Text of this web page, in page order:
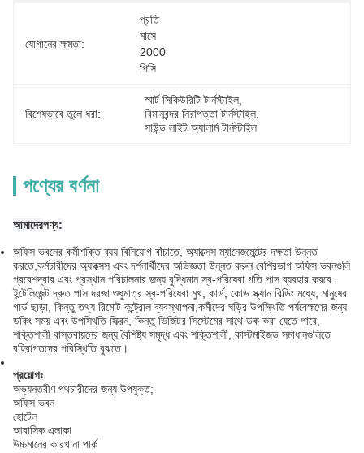
যোগানের ক্ষমতা:
প্রতি
মাসে
2000
পিসি
বিশেষভাবে তুলে ধরা:
স্মার্ট সিকিউরিটি টার্নস্টাইল
বিমানবন্দর নিরাপত্তা টার্নস্টাইল
সাউন্ড লাইট অ্যালার্ম টার্নস্টাইল
পণ্যের বর্ণনা
আমাদেরপণ্য:
অফিস ভবনের কর্মীশক্তি ব্যয় বিনিয়োগ বাঁচাতে, অ্যাক্সেস ম্যানেজমেন্টের দক্ষতা উন্নত
করতে,কর্মচারীদের অ্যাক্সেস এবং দর্শনার্থীদের অভিজ্ঞতা উন্নত করুন বেশিরভাগ অফিস ভবনগুলি
প্রবেশদ্বার এবং প্রস্থান পরিচালনার জন্য বুদ্ধিমান স্ব-পরিষেবা গতি পাস ব্যবহার করবে.
ইন্টেলিজেন্ট দ্রুত পাস দরজা শুধুমাত্র স্ব-পরিষেবা মুখ, কার্ড, কোড স্ক্যান বিল্ডিং মধ্যে, মানুষের
গার্ড ছাড়া, কিন্তু তথ্য রিমোট কন্ট্রোল ব্যবস্থাপনা,কর্মীদের ঘড়ির উপস্থিতি পর্যবেক্ষণের জন্য
ডকিং সময় এবং উপস্থিতি স্ক্রিন, কিন্তু ভিজিটর সিস্টেমের সাথে ডক করা যেতে পারে,
শক্তিশালী বাস্তবায়নের জন্য বৈশিষ্ট্য সমৃদ্ধ এবং শক্তিশালী, কাস্টমাইজড সমাধানগুলিতে
বহিরাগতদের পরিস্থিতি বুঝতে।
প্রয়োগঃ
অভ্যন্তরীণ পথচারীদের জন্য উপযুক্ত;
অফিস ভবন
হোটেল
আবাসিক এলাকা
উচ্চমানের কারখানা পার্ক